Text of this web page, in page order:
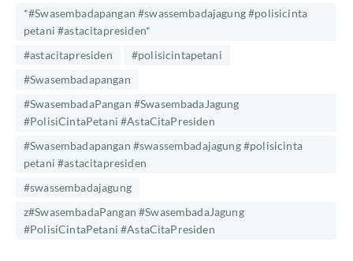
*#Swasembadapangan #swassembadajagung #polisicinta
petani #astacitapresiden*
#astacitapresiden
#polisicintapetani
#Swasembadapangan
#SwasembadaPangan #SwasembadaJagung
#PolisiCintaPetani #AstaCitaPresiden
#Swasembadapangan #swassembadajagung #polisicinta
petani #astacitapresiden
#swassembadajagung
z#SwasembadaPangan #SwasembadaJagung
#PolisiCintaPetani #AstaCitaPresiden